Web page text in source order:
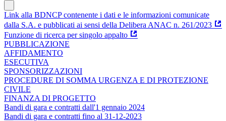
Link alla BDNCP contenente i dati e le informazioni comunicate
dalla S.A. e pubblicati ai sensi della Delibera ANAC n. 261/2023
Funzione di ricerca per singolo appalto
PUBBLICAZIONE
AFFIDAMENTO
ESECUTIVA
SPONSORIZZAZIONI
PROCEDURE DI SOMMA URGENZA E DI PROTEZIONE
CIVILE
FINANZA DI PROGETTO
Bandi di gara e contratti dall'1 gennaio 2024
Bandi di gara e contratti fino al 31-12-2023